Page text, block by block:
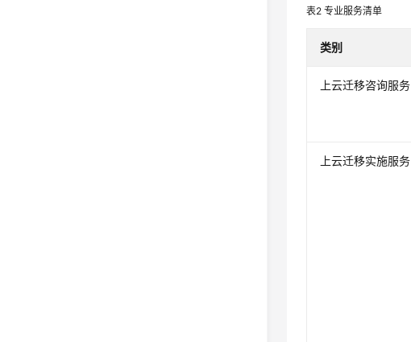
表2专业服务清单
类别
上云迁移咨询服务
上云迁移实施服务